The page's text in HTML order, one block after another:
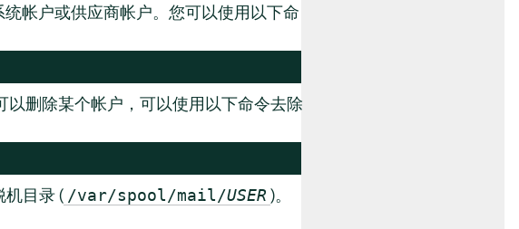
帐户或供应商帐户。您可以使用以下命
删除某个帐户，可以使用以下命令去除
目录 ( /var/spool/mail/USER )。